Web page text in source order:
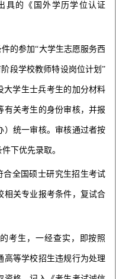
具的《国外学历学位认证
的参加“大学生志愿服务西
段学校教师特设岗位计划”
大学生士兵考生的加分材料
有关考生的身份审核，并报
）统一审核。审核通过者按
下优先录取。
全国硕士研究生招生考试
相关专业报考条件，复试合
考生，一经查实，即按照
高等学校招生违规行为处理